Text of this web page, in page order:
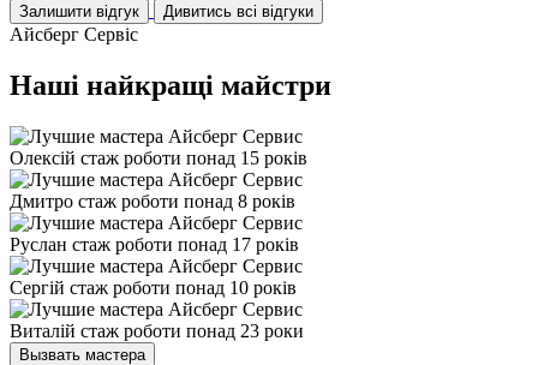
Залишити відгук Дивитись всі відгуки
Айсберг Сервіс
Наші найкращі майстри
Олексій стаж роботи понад 15 років
Дмитро стаж роботи понад 8 років
Руслан стаж роботи понад 17 років
Сергій стаж роботи понад 10 років
Виталій стаж роботи понад 23 роки
Вызвать мастера